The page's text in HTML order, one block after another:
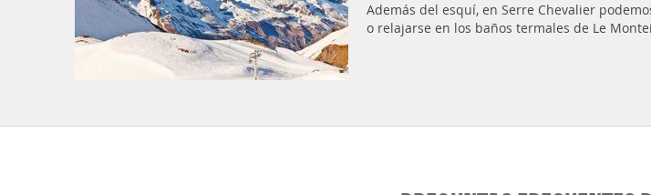
Además del esquí, en Serre Chevalier
o relajarse en los baños termales de Le